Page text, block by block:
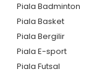
Piala Badminton
Piala Basket
Piala Bergilir
Piala E-sport
Piala Futsal